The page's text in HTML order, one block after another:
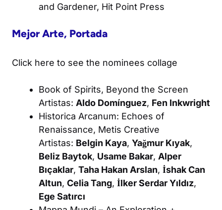
and Gardener, Hit Point Press
Mejor Arte, Portada
Click here to see the nominees collage
Book of Spirits, Beyond the Screen
Artistas: Aldo Domínguez, Fen Inkwright
Historica Arcanum: Echoes of
Renaissance, Metis Creative
Artistas: Belgin Kaya, Yağmur Kıyak,
Beliz Baytok, Usame Bakar, Alper
Bıçaklar, Taha Hakan Arslan, İshak Can
Altun, Celia Tang, İlker Serdar Yıldız,
Ege Satırcı